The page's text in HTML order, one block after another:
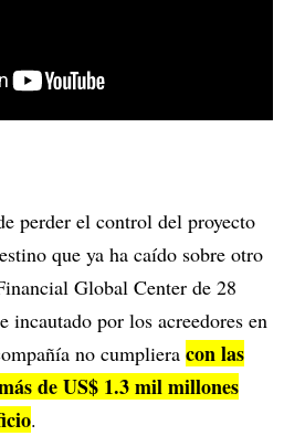
perder el control del proyecto
que ya ha caído sobre otro
Global Center de 28
incautado por los acreedores en
no cumpliera con las
de US$ 1.3 mil millones
.